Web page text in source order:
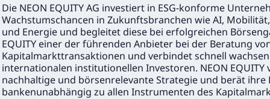
Die NEON EQUITY AG investiert in ESG-konforme
Wachstumschancen in Zukunftsbranchen wie AI,
und Energie und begleitet diese bei erfolgreichen
EQUITY einer der führenden Anbieter bei der Beratung
Kapitalmarkttransaktionen und verbindet schnell
internationalen institutionellen Investoren. NEON
nachhaltige und börsenrelevante Strategie und berät
bankenunabhängig zu allen Instrumenten des